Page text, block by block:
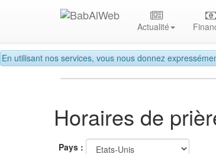
En utilisant nos services, vous nous donnez
Actualité
Horaires de
Pays :